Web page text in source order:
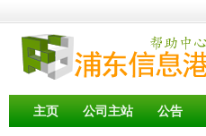
主页 公司主站 公告